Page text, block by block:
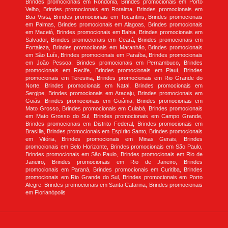
Brindes promocionais em Rondônia, Brindes promocionais em Porto
Velho, Brindes promocionais em Roraima, Brindes promocionais em
Boa Vista, Brindes promocionais em Tocantins, Brindes promocionais
em Palmas, Brindes promocionais em Alagoas, Brindes promocionais
em Maceió, Brindes promocionais em Bahia, Brindes promocionais em
Salvador, Brindes promocionais em Ceará, Brindes promocionais em
Fortaleza, Brindes promocionais em Maranhão, Brindes promocionais
em São Luís, Brindes promocionais em Paraíba, Brindes promocionais
em João Pessoa, Brindes promocionais em Pernambuco, Brindes
promocionais em Recife, Brindes promocionais em Piauí, Brindes
promocionais em Teresina, Brindes promocionais em Rio Grande do
Norte, Brindes promocionais em Natal, Brindes promocionais em
Sergipe, Brindes promocionais em Aracaju, Brindes promocionais em
Goiás, Brindes promocionais em Goiânia, Brindes promocionais em
Mato Grosso, Brindes promocionais em Cuiabá, Brindes promocionais
em Mato Grosso do Sul, Brindes promocionais em Campo Grande,
Brindes promocionais em Distrito Federal, Brindes promocionais em
Brasília, Brindes promocionais em Espírito Santo, Brindes promocionais
em Vitória, Brindes promocionais em Minas Gerais, Brindes
promocionais em Belo Horizonte, Brindes promocionais em São Paulo,
Brindes promocionais em São Paulo, Brindes promocionais em Rio de
Janeiro, Brindes promocionais em Rio de Janeiro, Brindes
promocionais em Paraná, Brindes promocionais em Curitiba, Brindes
promocionais em Rio Grande do Sul, Brindes promocionais em Porto
Alegre, Brindes promocionais em Santa Catarina, Brindes promocionais
em Florianópolis